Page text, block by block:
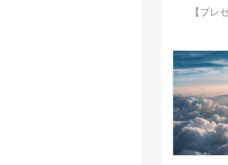
【プレ